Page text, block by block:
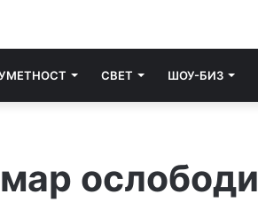
СВЕТ ШОУ-БИЗ
ослободи